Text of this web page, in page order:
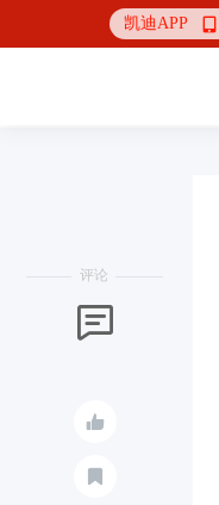
凯迪APP 
评论

